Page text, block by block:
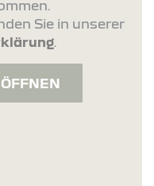
Sie in unserer
.